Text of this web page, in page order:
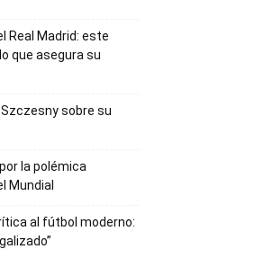
Real Madrid: este
que asegura su
sobre su
la polémica
Mundial
al fútbol moderno: